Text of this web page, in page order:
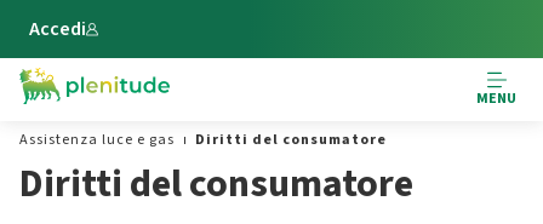
Vai al contenuto principale
Accedi
MENU
Assistenza luce e gas
Diritti del consumatore
Diritti del consumatore